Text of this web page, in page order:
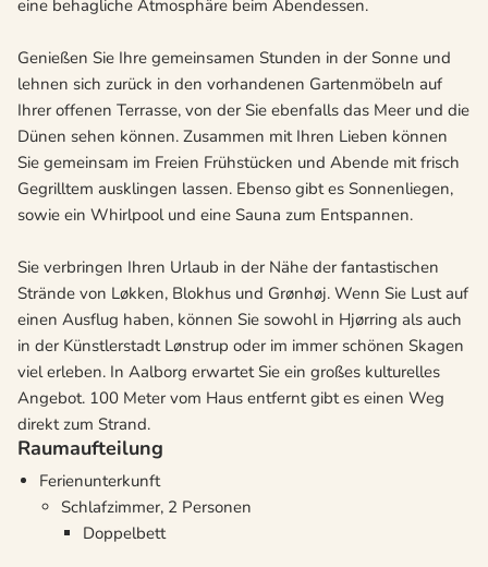
eine behagliche Atmosphäre beim Abendessen.
Genießen Sie Ihre gemeinsamen Stunden in der Sonne und
lehnen sich zurück in den vorhandenen Gartenmöbeln auf
Ihrer offenen Terrasse, von der Sie ebenfalls das Meer und die
Dünen sehen können. Zusammen mit Ihren Lieben können
Sie gemeinsam im Freien Frühstücken und Abende mit frisch
Gegrilltem ausklingen lassen. Ebenso gibt es Sonnenliegen,
sowie ein Whirlpool und eine Sauna zum Entspannen.
Sie verbringen Ihren Urlaub in der Nähe der fantastischen
Strände von Løkken, Blokhus und Grønhøj. Wenn Sie Lust auf
einen Ausflug haben, können Sie sowohl in Hjørring als auch
in der Künstlerstadt Lønstrup oder im immer schönen Skagen
viel erleben. In Aalborg erwartet Sie ein großes kulturelles
Angebot. 100 Meter vom Haus entfernt gibt es einen Weg
direkt zum Strand.
Raumaufteilung
Ferienunterkunft
Schlafzimmer, 2 Personen
Doppelbett